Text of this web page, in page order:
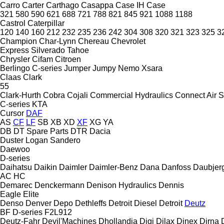
Carro Carter Carthago Casappa Case IH Case
321 580 590 621 688 721 788 821 845 921 1088 1188
Castrol Caterpillar
120 140 160 212 232 235 236 242 304 308 320 321 323 325
Champion Char-Lynn Chereau Chevrolet
Express Silverado Tahoe
Chrysler Cifam Citroen
Berlingo C-series Jumper Jumpy Nemo Xsara
Claas Clark
55
Clark-Hurth Cobra Cojali Commercial Hydraulics Connect Air
C-series KTA
Cursor DAF
AS CF LF SB XB XD XF XG YA
DB DT Spare Parts DTR Dacia
Duster Logan Sandero
Daewoo
D-series
Daihatsu Daikin Daimler Daimler-Benz Dana Danfoss
AC HC
Demarec Denckermann Denison Hydraulics Dennis
Eagle Elite
Denso Denver Depo Dethleffs Detroit Diesel Detroit Deutz
BF D-series F2L912
Deutz-Fahr Devil'Machines Dhollandia Digi Dilax Dinex Dirna